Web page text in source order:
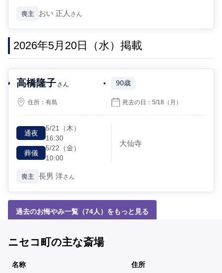
喪主 おい 正人 さん
2026年5月20日（水）掲載
高橋隆子 さん 90歳
住所：有島 死去の日：5/18 （月）
通夜
5/21 （木）
16:30
葬儀
5/22 （金）
10:00
大仙寺
喪主 長男 洋さん
過去のお悔やみ一覧（74人）をもっと見る
ニセコ町の主な斎場
名称 住所